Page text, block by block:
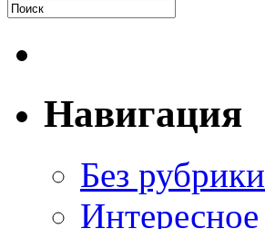
Навигация
Без рубрики
Интересное